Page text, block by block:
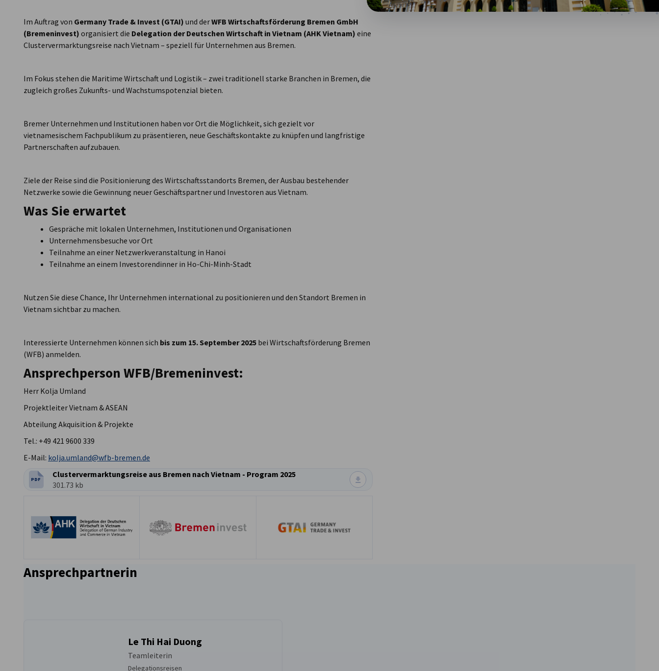
Vietnam
Im Auftrag von Germany Trade & Invest (GTAI) und derWFB Wirtschaftsförderung Bremen GmbH
(Bremeninvest) organisiert die Delegation der Deutschen Wirtschaft in Vietnam (AHK Vietnam) eine
Clustervermarktungsreise nach Vietnam – speziell für Unternehmen aus Bremen.
Im Fokus stehen die Maritime Wirtschaft und Logistik – zwei traditionell starke Branchen in Bremen, die
zugleich großes Zukunfts- und Wachstumspotenzial bieten.
Bremer Unternehmen und Institutionen haben vor Ort die Möglichkeit, sich gezielt vor
vietnamesischem Fachpublikum zu präsentieren, neue Geschäftskontakte zu knüpfen und langfristige
Partnerschaften aufzubauen.
Ziele der Reise sind die Positionierung des Wirtschaftsstandorts Bremen, der Ausbau bestehender
Netzwerke sowie die Gewinnung neuer Geschäftspartner und Investoren aus Vietnam.
Was Sie erwartet
Gespräche mit lokalen Unternehmen, Institutionen und Organisationen
Unternehmensbesuche vor Ort
Teilnahme an einer Netzwerkveranstaltung in Hanoi
Teilnahme an einem Investorendinner in Ho-Chi-Minh-Stadt
Nutzen Sie diese Chance, Ihr Unternehmen international zu positionieren und den Standort Bremen in
Vietnam sichtbar zu machen.
Interessierte Unternehmen können sich bis zum 15. September 2025 bei Wirtschaftsförderung Bremen
(WFB) anmelden.
Ansprechperson WFB/Bremeninvest:
Herr Kolja Umland
Projektleiter Vietnam & ASEAN
Abteilung Akquisition & Projekte
Tel.: +49 421 9600 339
E-Mail: kolja.umland@wfb-bremen.de
DATEITYP:
PDF
Clustervermarktungsreise aus Bremen nach Vietnam - Program 2025
Dateigröße:
301.73 kb
Ansprechpartnerin
Le Thi Hai Duong
Teamleiterin
Delegationsreisen